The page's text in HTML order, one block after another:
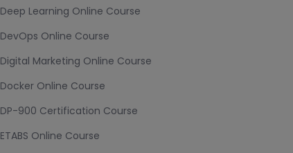
Deep Learning Online Course
DevOps Online Course
Digital Marketing Online Course
Docker Online Course
DP-900 Certification Course
ETABS Online Course